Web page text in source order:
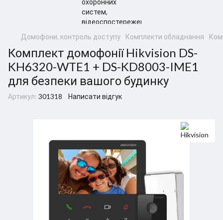
Домофони, контроль доступу Комплекти обладнання
Комплект домофонії Hikvision DS-
KH6320-WTE1 + DS-KD8003-IME1
для безпеки вашого будинку
Артикул: 301318 Написати відгук